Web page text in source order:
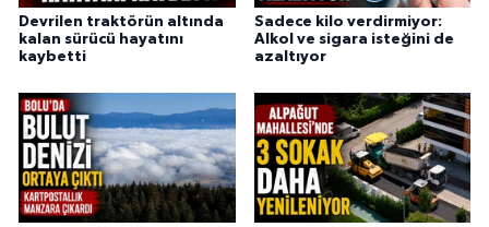
Devrilen traktörün altında
kalan sürücü hayatını
kaybetti
Sadece kilo verdirmiyor:
Alkol ve sigara isteğini de
azaltıyor